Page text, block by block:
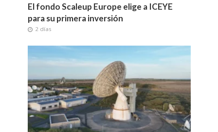
El fondo Scaleup Europe elige a ICEYE
para su primera inversión
2 días